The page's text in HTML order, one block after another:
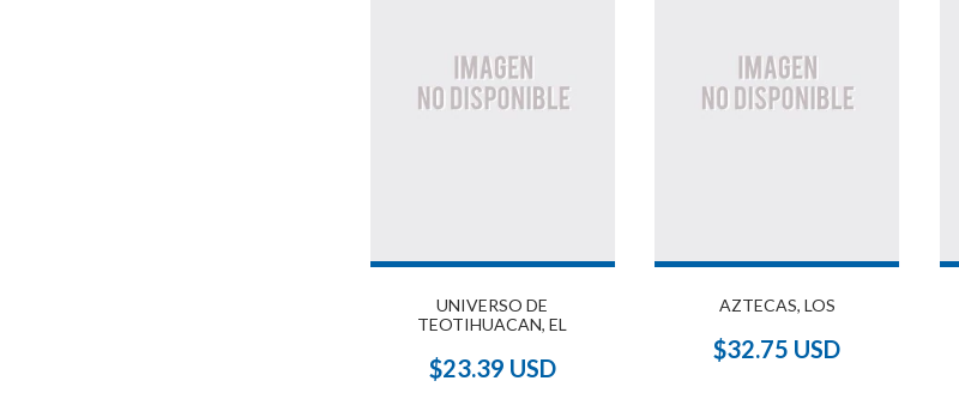
UNIVERSO DE
TEOTIHUACAN, EL
$23.39 USD
AZTECAS, LOS
$32.75 USD